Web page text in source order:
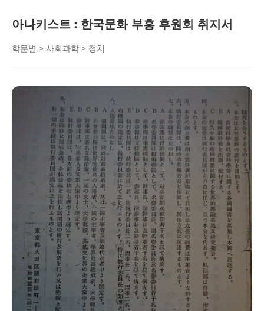
아나키스트 : 한국문화 부흥 후원회 취지서
학문별 > 사회과학 > 정치